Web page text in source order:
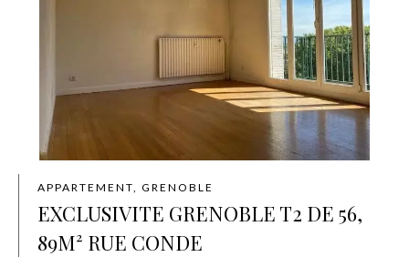
APPARTEMENT, GRENOBLE
EXCLUSIVITE GRENOBLE T2 DE 56,
89M² RUE CONDE